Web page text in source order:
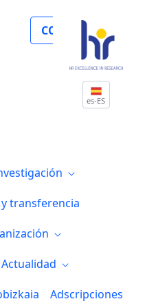
COLABORA
es-ES
transferencia
Actualidad
Adscripciones